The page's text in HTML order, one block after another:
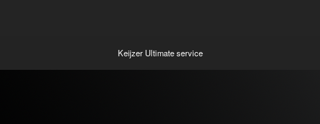
Keijzer Ultimate service